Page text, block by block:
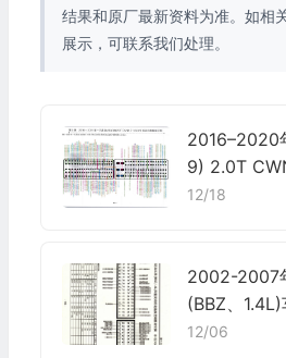
结果和原厂最新资料为准。如相
展示，可联系我们处理。
2016–2020
9) 2.0T
机电脑端子
12/18
2002-2007
(BBZ、
控制模块针
12/06